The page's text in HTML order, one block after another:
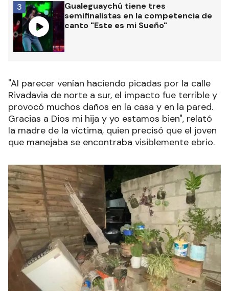
Gualeguaychú tiene tres
semifinalistas en la competencia de
canto "Este es mi Sueño"
3
"Al parecer venían haciendo picadas por la calle
Rivadavia de norte a sur, el impacto fue terrible y
provocó muchos daños en la casa y en la pared.
Gracias a Dios mi hija y yo estamos bien", relató
la madre de la víctima, quien precisó que el joven
que manejaba se encontraba visiblemente ebrio.